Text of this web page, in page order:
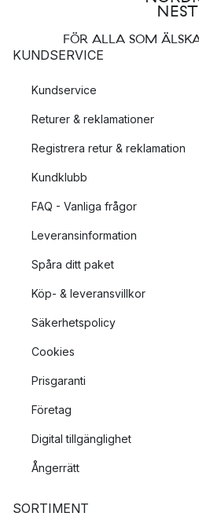
FÖR ALLA SOM
KUNDSERVICE
Kundservice
Returer & reklamationer
Registrera retur & reklamation
Kundklubb
FAQ - Vanliga frågor
Leveransinformation
Spåra ditt paket
Köp- & leveransvillkor
Säkerhetspolicy
Cookies
Prisgaranti
Företag
Digital tillgänglighet
Ångerrätt
SORTIMENT